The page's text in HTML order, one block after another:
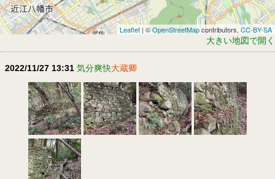
Leaflet | ©OpenStreetMapcontributors,CC-BY-SA
大きい地図で開く
2022/11/27 13:31 気分爽快大蔵卿